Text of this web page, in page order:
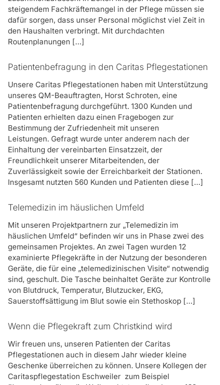
Der MDK prüft im Rahmen der Begutachtung, wie
selbstständig oder unselbstständig ein
pflegebedürftiger Mensch seinen Alltag bewältigen
kann. Was ist er in der Lage noch selbst oder mit
und was kann er nicht mehr? Dabei werden sechs
Lebensbereich betrachten und unterschiedlich stark
gewichtet. Je geringer die Selbstständigkeit ausfällt,
desto höher der Pflegegrad.
Was sollte ein Pflegevertrag beinhalten?
Ein Pflegevertrag muss die vereinbarten Leistungen
und die daraus entstehenden Kosten für alle
Beteiligten transparent darstellen.
Wer darf einen Pflegevertrag kündigen?
Beide Parteien, der Pflegebedürftige und der
jederzeit ohne Angaben von Gründen zu kündigen.
Der Kunde kann fristlos kündigen, die Pflegestation
hat eine Kündigungsfrist von vier Wochen lt.
Pflegevertrag.
Welche Kosten kommen auf mich zu und welche
finanzielle Unterstützung erhalte ich?
Anhand des ermittelten Pflegebedarfs wird eine
Kosteneinschätzung vorgenommen. Die
übernehmen einen gesetzlich festgelegten Teil der
Kosten, die für ambulante Leistungen anfallen. Bitte
sprechen Sie uns an, damit wir gemeinsam feststellen
können, was Sie brauchen, welche Kosten anfallen
und wer für sie aufkommt.
steigendem Fachkräftemangel in der Pflege müssen sie
dafür sorgen, dass unser Personal möglichst viel Zeit in
den Haushalten verbringt. Mit durchdachten
Routenplanungen […]
Patientenbefragung in den Caritas Pflegestationen
Unsere Caritas Pflegestationen haben mit Unterstützung
unseres QM-Beauftragten, Horst Schroten, eine
Patientenbefragung durchgeführt. 1300 Kunden und
Patienten erhielten dazu einen Fragebogen zur
Bestimmung der Zufriedenheit mit unseren
Leistungen. Gefragt wurde unter anderem nach der
Einhaltung der vereinbarten Einsatzzeit, der
Freundlichkeit unserer Mitarbeitenden, der
Zuverlässigkeit sowie der Erreichbarkeit der Stationen.
Insgesamt nutzten 560 Kunden und Patienten diese […]
Telemedizin im häuslichen Umfeld
Mit unseren Projektpartnern zur „Telemedizin im
häuslichen Umfeld“ befinden wir uns in Phase zwei des
gemeinsamen Projektes. An zwei Tagen wurden 12
examinierte Pflegekräfte in der Nutzung der besonderen
Geräte, die für eine „telemedizinischen Visite“ notwendig
sind, geschult. Die Tasche beinhaltet Geräte zur Kontrolle
von Blutdruck, Temperatur, Blutzucker, EKG,
Sauerstoffsättigung im Blut sowie ein Stethoskop […]
Wenn die Pflegekraft zum Christkind wird
Wir freuen uns, unseren Patienten der Caritas
Pflegestationen auch in diesem Jahr wieder kleine
Geschenke überreichen zu können. Unsere Kollegen der
Caritaspflegestation Eschweiler zum Beispiel